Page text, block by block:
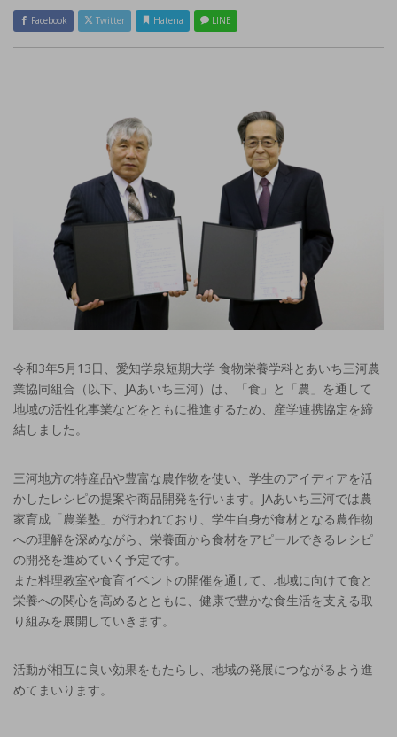
Facebook Twitter Hatena LINE
令和3年5月13日、愛知学泉短期大学 食物栄養学科とあいち三河農
業協同組合（以下、JAあいち三河）は、「食」と「農」を通して
地域の活性化事業などをともに推進するため、産学連携協定を締
結しました。
三河地方の特産品や豊富な農作物を使い、学生のアイディアを活
かしたレシピの提案や商品開発を行います。JAあいち三河では農
家育成「農業塾」が行われており、学生自身が食材となる農作物
への理解を深めながら、栄養面から食材をアピールできるレシピ
の開発を進めていく予定です。
また料理教室や食育イベントの開催を通して、地域に向けて食と
栄養への関心を高めるとともに、健康で豊かな食生活を支える取
り組みを展開していきます。
活動が相互に良い効果をもたらし、地域の発展につながるよう進
めてまいります。